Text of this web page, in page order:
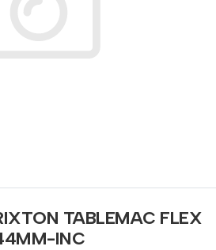
TABLEMAC FLEX
INC